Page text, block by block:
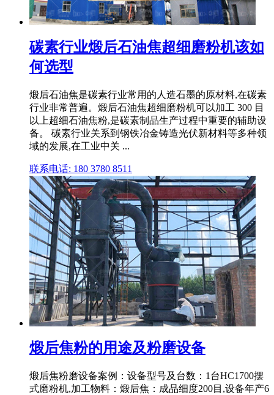
碳素行业煅后石油焦超细磨粉机该如
何选型
煅后石油焦是碳素行业常用的人造石墨的原材料,在碳素
行业非常普遍。煅后石油焦超细磨粉机可以加工 300 目
以上超细石油焦粉,是碳素制品生产过程中重要的辅助设
备。 碳素行业关系到钢铁冶金铸造光伏新材料等多种领
域的发展,在工业中关 ...
联系电话: 180 3780 8511
煅后焦粉的用途及粉磨设备
煅后焦粉磨设备案例：设备型号及台数：1台HC1700摆
式磨粉机,加工物料：煅后焦：成品细度200目,设备年产6